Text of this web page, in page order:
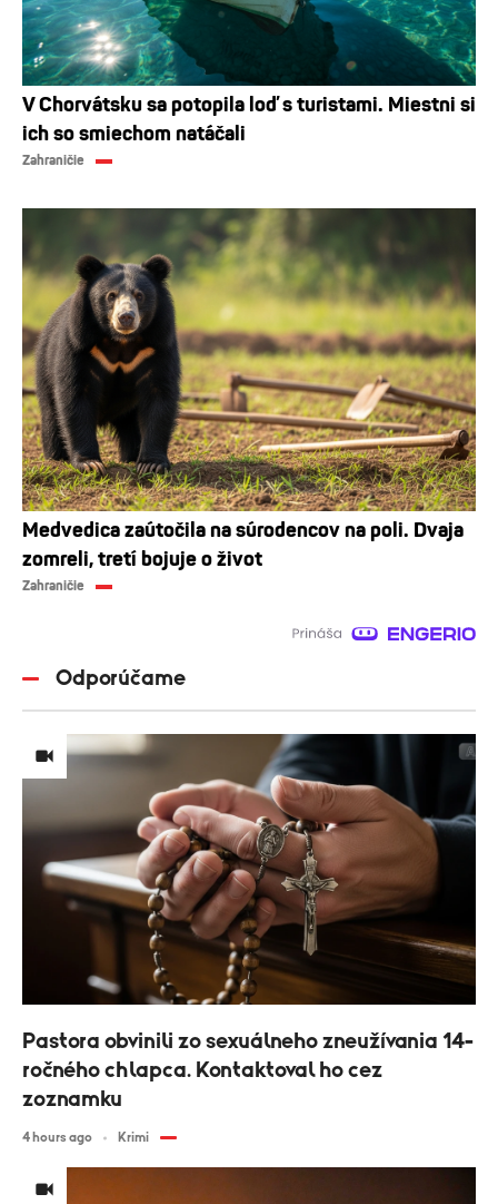
V Chorvátsku sa potopila loď s turistami. Miestni si
ich so smiechom natáčali
Zahraničie
Medvedica zaútočila na súrodencov na poli. Dvaja
zomreli, tretí bojuje o život
Zahraničie
Odporúčame
Pastora obvinili zo sexuálneho zneužívania 14-
ročného chlapca. Kontaktoval ho cez
zoznamku
4 hours ago Krimi